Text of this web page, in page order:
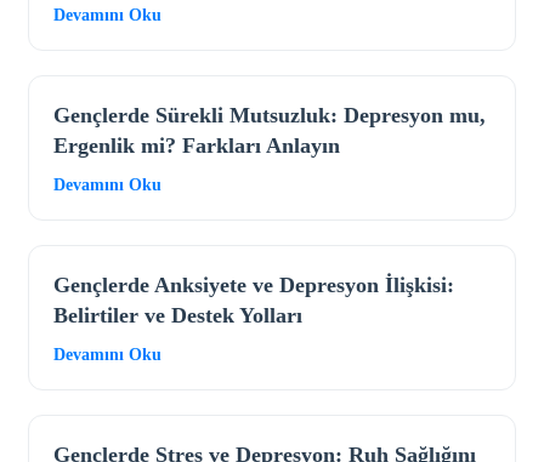
Devamını Oku
Gençlerde Sürekli Mutsuzluk: Depresyon mu,
Ergenlik mi? Farkları Anlayın
Devamını Oku
Gençlerde Anksiyete ve Depresyon İlişkisi:
Belirtiler ve Destek Yolları
Devamını Oku
Gençlerde Stres ve Depresyon: Ruh Sağlığını